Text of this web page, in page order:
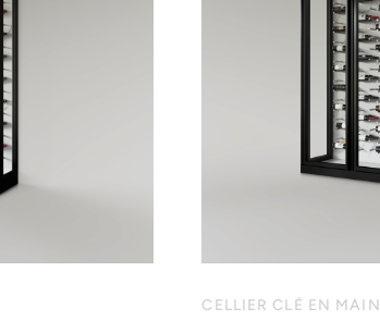
CELLIER CLÉ EN MAIN